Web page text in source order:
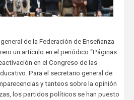
de la Federación de Enseñanza
un artículo en el periódico “Páginas
en el Congreso de las
Para el secretario general de
y tanteos sobre la opinión
los partidos políticos se han puesto